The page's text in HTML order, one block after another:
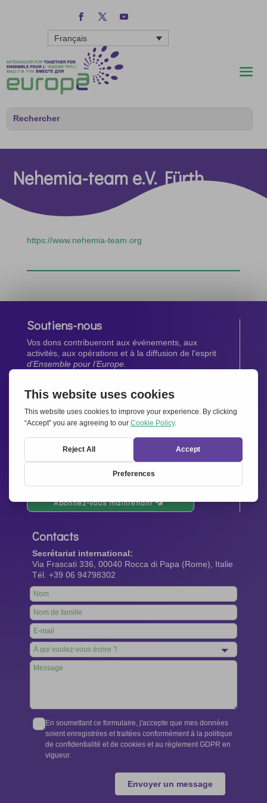
Français
Nehemia-team e.V. Fürth
https://www.nehemia-team.org
Soutiens-nous
Vos dons contribueront aux événements, aux
activités, aux opérations et à la diffusion de l’esprit
d’Ensemble pour l’Europe.
Faites un don maintenant
Newsletter
Restez au courant de toutes les dernières nouvelles
Abonnez-vous maintenant
Contacts
Secrétariat international:
Via Frascati 336, 00040 Rocca di Papa (Rome), Italie
Tél. +39 06 94798302
Leave
this
field
blank
En soumettant ce formulaire, j'accepte que mes données
soient enregistrées et traitées conformément à la politique
de confidentialité et de cookies et au règlement GDPR en
vigueur.
Envoyer un message